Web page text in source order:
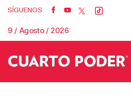
SÍGUENOS
9 / Agosto / 2026